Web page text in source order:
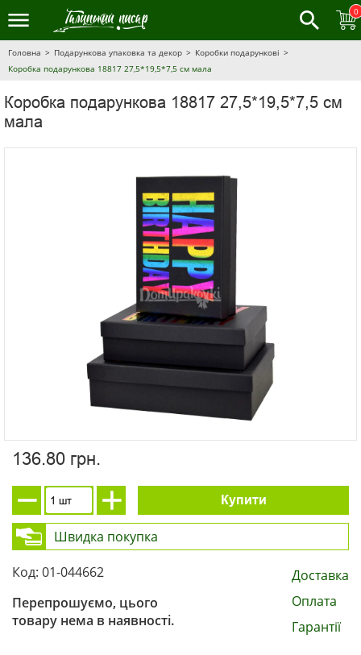
0
Головна Подарункова упаковка та декор
Коробки подарункові
Коробка подарункова 18817 27,5*19,5*7,5 см мала
Коробка подарункова 18817 27,5*19,5*7,5 см
мала
136.80 грн.
Купити
Швидка покупка
Код: 01-044662
Перепрошуємо, цього
товару нема в наявності.
Доставка
Оплата
Гарантії